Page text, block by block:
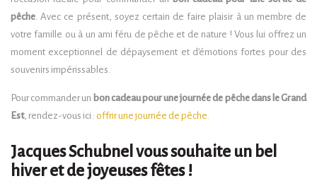
pêche . Avec ce présent, soyez certain de faire plaisir à un membre de
votre famille ou à un ami féru de pêche et de nature ! Vous lui offrez un
moment exceptionnel de dépaysement et d’émotions fortes pour des
souvenirs impérissables.
Pour commander un bon cadeau pour une journée de pêche dans le Grand
Est, rendez-vous ici : offrir une journée de pêche.
Jacques Schubnel vous souhaite un bel
hiver et de joyeuses fêtes !